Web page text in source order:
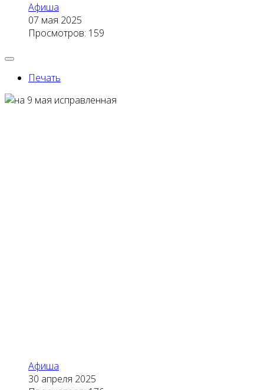
Афиша
07 мая 2025
Просмотров: 159
Печать
Афиша
30 апреля 2025